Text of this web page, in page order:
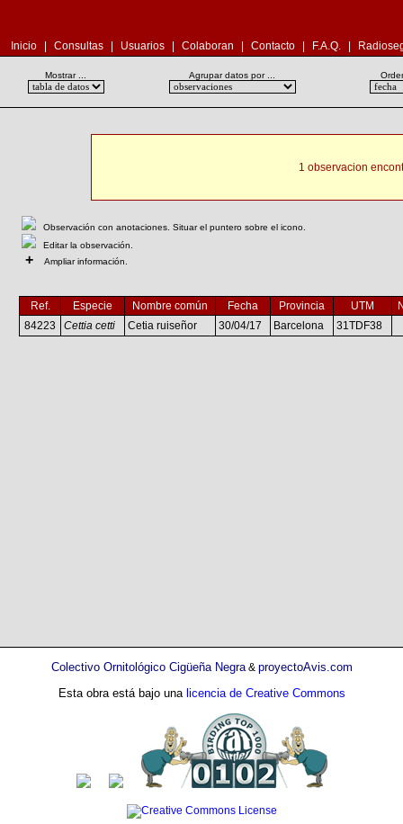
Inicio Consultas Usuarios Colaboran Contacto F.A.Q.
Mostrar ... Agrupar datos por ...
1 observacion
Observación con anotaciones. Situar el puntero sobre el icono.
Editar la observación.
+ Ampliar información.
Ref. Especie Nombre común Fecha Provincia UTM
84223
Cettia cetti Cetia ruiseñor 30/04/17 Barcelona 31TDF38
Colectivo Ornitológico Cigüeña Negra& proyectoAvis.com
Esta obra está bajo una licencia de Creative Commons